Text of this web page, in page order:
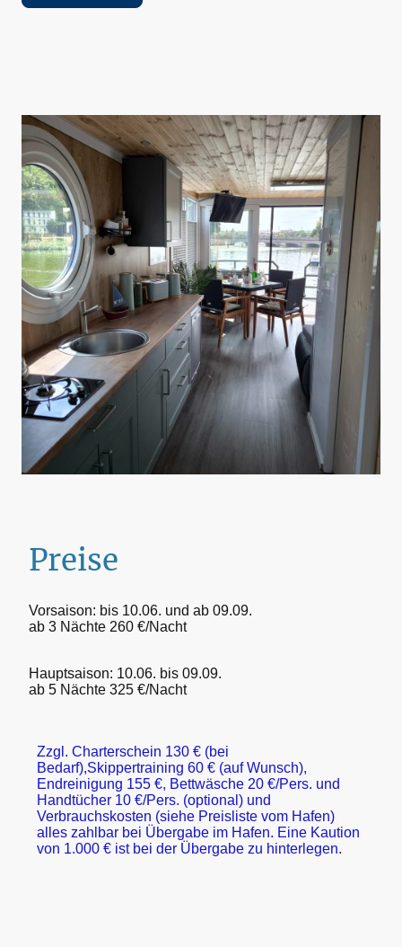
Preise
Vorsaison: bis 10.06. und ab 09.09.
ab 3 Nächte 260 €/Nacht
Hauptsaison: 10.06. bis 09.09.
ab 5 Nächte 325 €/Nacht
Zzgl. Charterschein 130 € (bei
Bedarf),Skippertraining 60 € (auf Wunsch),
Endreinigung 155 €, Bettwäsche 20 €/Pers. und
Handtücher 10 €/Pers. (optional) und
Verbrauchskosten (siehe Preisliste vom Hafen)
alles zahlbar bei Übergabe im Hafen. Eine Kaution
von 1.000 € ist bei der Übergabe zu hinterlegen.